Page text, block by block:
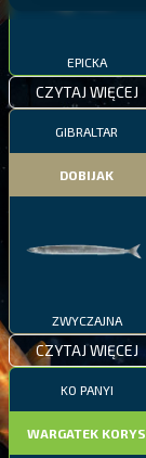
EPICKA
CZYTAJ WIĘCEJ
GIBRALTAR
DOBIJAK
ZWYCZAJNA
CZYTAJ WIĘCEJ
KO PANYI
WARGATEK KORYS